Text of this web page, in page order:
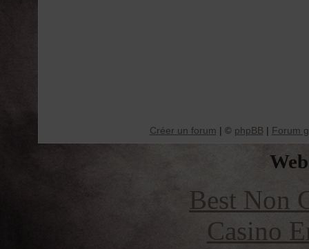
Créer un forum | © phpBB | Forum
Best Non
Casino